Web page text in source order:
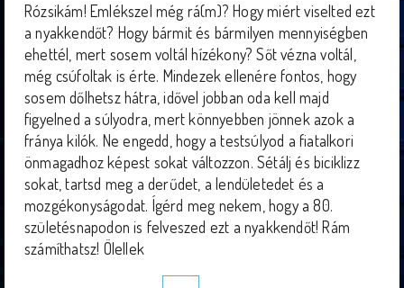
Rózsikám! Emlékszel még rá(m)? Hogy miért viselted ezt
a nyakkendőt? Hogy bármit és bármilyen mennyiségben
ehettél, mert sosem voltál hízékony? Sőt vézna voltál,
még csúfoltak is érte. Mindezek ellenére fontos, hogy
sosem dőlhetsz hátra, idővel jobban oda kell majd
figyelned a súlyodra, mert könnyebben jönnek azok a
fránya kilók. Ne engedd, hogy a testsúlyod a fiatalkori
önmagadhoz képest sokat változzon. Sétálj és biciklizz
sokat, tartsd meg a derűdet, a lendületedet és a
mozgékonyságodat. Ígérd meg nekem, hogy a 80.
születésnapodon is felveszed ezt a nyakkendőt! Rám
számíthatsz! Ölellek